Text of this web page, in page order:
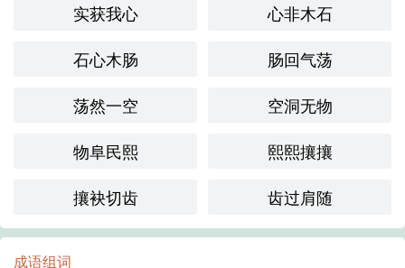
实获我心
心非木石
石心木肠
肠回气荡
荡然一空
空洞无物
物阜民熙
熙熙攘攘
攘袂切齿
齿过肩随
成语组词